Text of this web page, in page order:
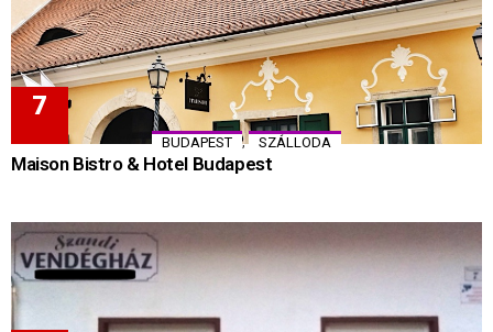
BUDAPEST , SZÁLLODA
Maison Bistro & Hotel Budapest